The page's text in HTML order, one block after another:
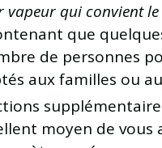
vapeur qui convient
que
de personnes
aux familles ou
moyen de